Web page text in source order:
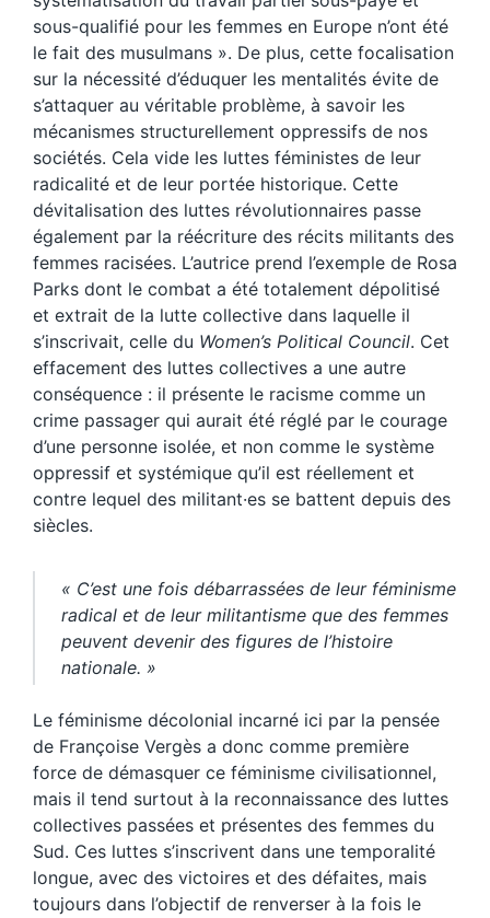
sous-qualifié pour les femmes en Europe n’ont été
le fait des musulmans ». De plus, cette focalisation
sur la nécessité d’éduquer les mentalités évite de
s’attaquer au véritable problème, à savoir les
mécanismes structurellement oppressifs de nos
sociétés. Cela vide les luttes féministes de leur
radicalité et de leur portée historique. Cette
dévitalisation des luttes révolutionnaires passe
également par la réécriture des récits militants des
femmes racisées. L’autrice prend l’exemple de Rosa
Parks dont le combat a été totalement dépolitisé
et extrait de la lutte collective dans laquelle il
s’inscrivait, celle du Women’s Political Council. Cet
effacement des luttes collectives a une autre
conséquence : il présente le racisme comme un
crime passager qui aurait été réglé par le courage
d’une personne isolée, et non comme le système
oppressif et systémique qu’il est réellement et
contre lequel des militant·es se battent depuis des
siècles.
« C’est une fois débarrassées de leur féminisme
radical et de leur militantisme que des femmes
peuvent devenir des figures de l’histoire
nationale. »
Le féminisme décolonial incarné ici par la pensée
de Françoise Vergès a donc comme première
force de démasquer ce féminisme civilisationnel,
mais il tend surtout à la reconnaissance des luttes
collectives passées et présentes des femmes du
Sud. Ces luttes s’inscrivent dans une temporalité
longue, avec des victoires et des défaites, mais
toujours dans l’objectif de renverser à la fois le